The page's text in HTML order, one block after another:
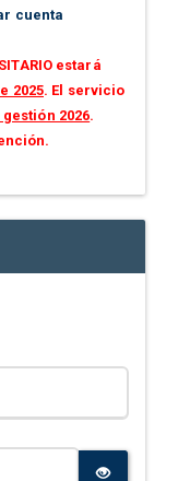
cuenta
estará
2025. El servicio
2026.